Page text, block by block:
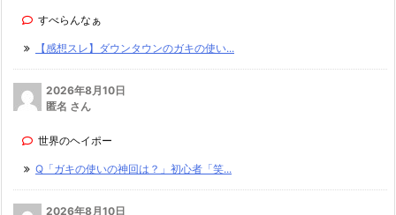
すべらんなぁ
【感想スレ】ダウンタウンのガキの使い...
2026年8月10日
匿名 さん
世界のヘイポー
Q「ガキの使いの神回は？」初心者「笑...
2026年8月10日